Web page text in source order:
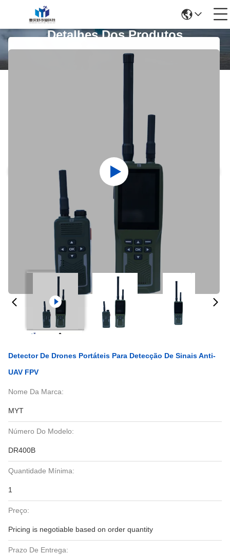
Detalhes Dos Produtos
Detector De Drones Portáteis Para Detecção De Sinais Anti-
UAV FPV
Nome Da Marca:
MYT
Número Do Modelo:
DR400B
Quantidade Mínima:
1
Preço:
Pricing is negotiable based on order quantity
Prazo De Entrega: